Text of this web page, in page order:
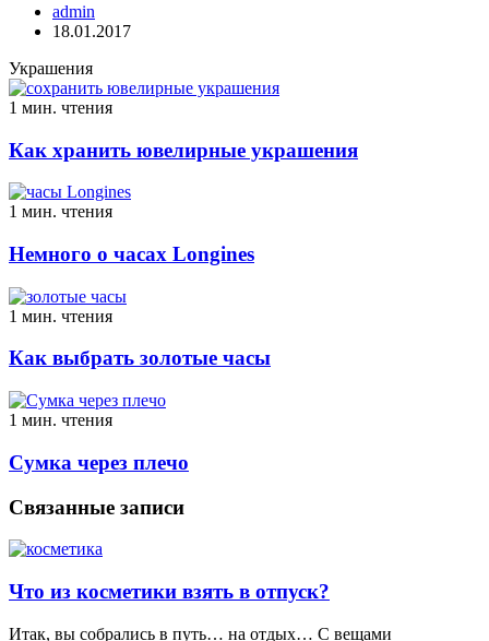
admin
18.01.2017
Украшения
1 мин. чтения
Как хранить ювелирные украшения
1 мин. чтения
Немного о часах Longines
1 мин. чтения
Как выбрать золотые часы
1 мин. чтения
Сумка через плечо
Связанные записи
Что из косметики взять в отпуск?
Итак, вы собрались в путь… на отдых… С вещами